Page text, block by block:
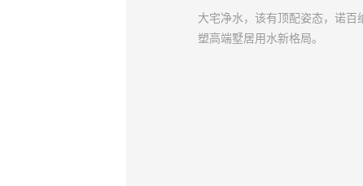
大宅净水，该有顶配姿态，诺百
塑高端墅居用水新格局。